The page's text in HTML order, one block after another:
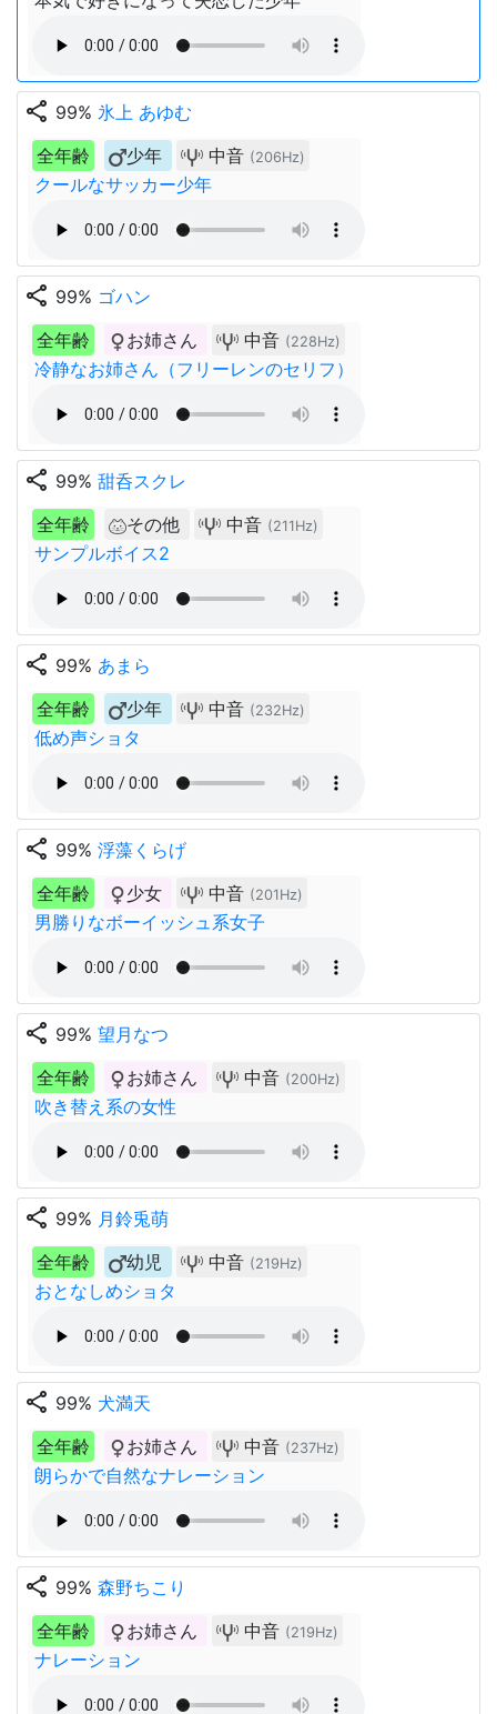
share 99% 氷上 あゆむ
全年齢
少年 中音 (206Hz)
クールなサッカー少年
share 99% ゴハン
全年齢
お姉さん 中音 (228Hz)
冷静なお姉さん（フリーレンのセリフ）
share 99% 甜呑スクレ
全年齢
その他 中音 (211Hz)
サンプルボイス2
share 99% あまら
全年齢
少年 中音 (232Hz)
低め声ショタ
share 99% 浮藻くらげ
全年齢
少女 中音 (201Hz)
男勝りなボーイッシュ系女子
share 99% 望月なつ
全年齢
お姉さん 中音 (200Hz)
吹き替え系の女性
share 99% 月鈴兎萌
全年齢
幼児 中音 (219Hz)
おとなしめショタ
share 99% 犬満天
全年齢
お姉さん 中音 (237Hz)
朗らかで自然なナレーション
share 99% 森野ちこり
全年齢
お姉さん 中音 (219Hz)
ナレーション